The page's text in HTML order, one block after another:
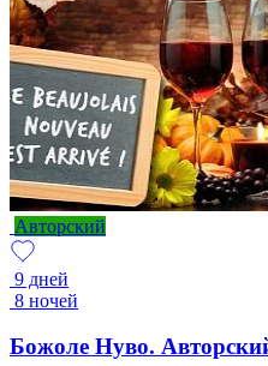
Авторский
9 дней
8 ночей
Божоле Нуво.